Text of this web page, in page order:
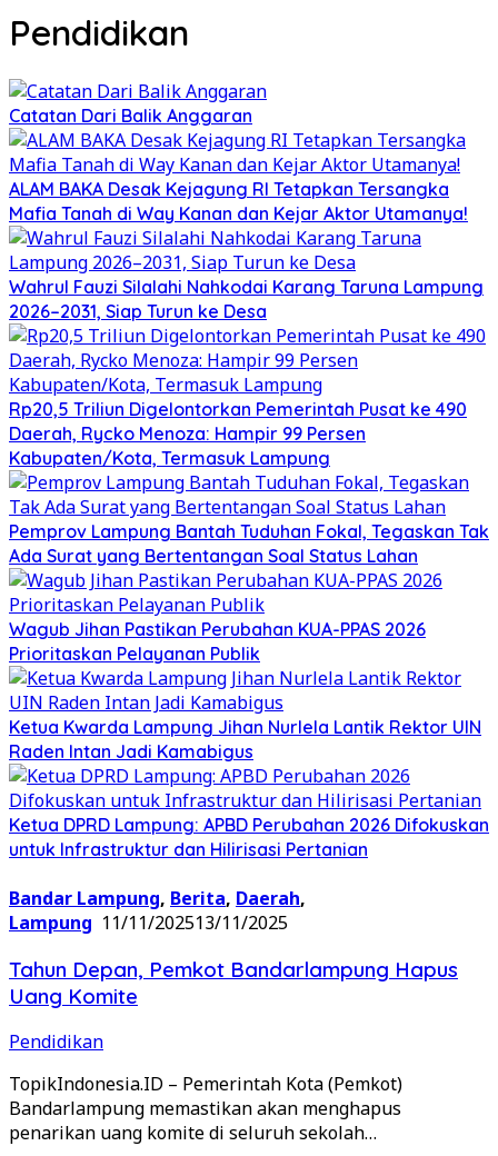
Pendidikan
Catatan Dari Balik Anggaran
ALAM BAKA Desak Kejagung RI Tetapkan Tersangka
Mafia Tanah di Way Kanan dan Kejar Aktor Utamanya!
Wahrul Fauzi Silalahi Nahkodai Karang Taruna Lampung
2026–2031, Siap Turun ke Desa
Rp20,5 Triliun Digelontorkan Pemerintah Pusat ke 490
Daerah, Rycko Menoza: Hampir 99 Persen
Kabupaten/Kota, Termasuk Lampung
Pemprov Lampung Bantah Tuduhan Fokal, Tegaskan Tak
Ada Surat yang Bertentangan Soal Status Lahan
Wagub Jihan Pastikan Perubahan KUA-PPAS 2026
Prioritaskan Pelayanan Publik
Ketua Kwarda Lampung Jihan Nurlela Lantik Rektor UIN
Raden Intan Jadi Kamabigus
Ketua DPRD Lampung: APBD Perubahan 2026 Difokuskan
untuk Infrastruktur dan Hilirisasi Pertanian
Bandar Lampung, Berita, Daerah,
Lampung 11/11/202513/11/2025
Tahun Depan, Pemkot Bandarlampung Hapus
Uang Komite
Pendidikan
TopikIndonesia.ID – Pemerintah Kota (Pemkot)
Bandarlampung memastikan akan menghapus
penarikan uang komite di seluruh sekolah…